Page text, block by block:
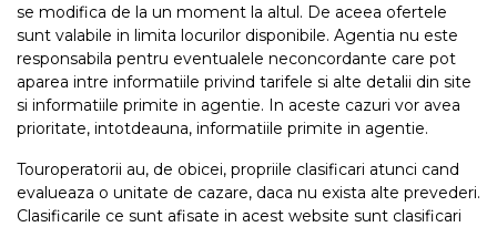
se modifica de la un moment la altul. De aceea ofertele
sunt valabile in limita locurilor disponibile. Agentia nu este
responsabila pentru eventualele neconcordante care pot
aparea intre informatiile privind tarifele si alte detalii din site
si informatiile primite in agentie. In aceste cazuri vor avea
prioritate, intotdeauna, informatiile primite in agentie.
Touroperatorii au, de obicei, propriile clasificari atunci cand
evalueaza o unitate de cazare, daca nu exista alte prevederi.
Clasificarile ce sunt afisate in acest website sunt clasificari